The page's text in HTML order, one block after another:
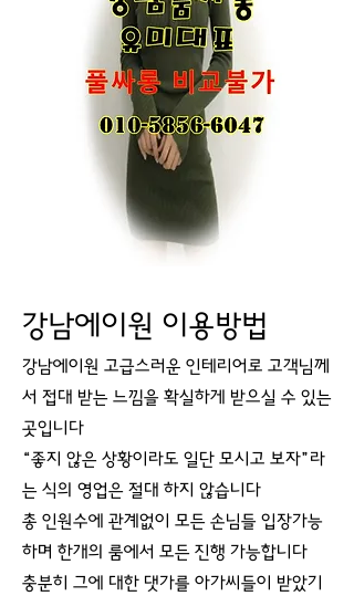
강남에이원 이용방법
강남에이원 고급스러운 인테리어로 고객님께
서 접대 받는 느낌을 확실하게 받으실 수 있는
곳입니다
“좋지 않은 상황이라도 일단 모시고 보자”라
는 식의 영업은 절대 하지 않습니다
총 인원수에 관계없이 모든 손님들 입장가능
하며 한개의 룸에서 모든 진행 가능합니다
충분히 그에 대한 댓가를 아가씨들이 받았기